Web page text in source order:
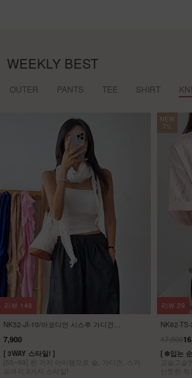
WEEKLY BEST
OUTER PANTS TEE SHIRT
KO52-O-03/아이스 페이점프수트_HJ
25,900
[55~88] 찰랑찰랑 시원해~ 데일리룩으로 딱!
페이즐리 와이드 점프수트
리뷰 15
여름 원
25,900
[ 여름 원
#휴양지
리뷰 251